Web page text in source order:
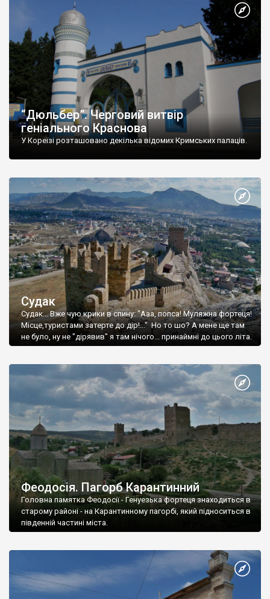
“Дюльбер”. Черговий витвір
геніального Краснова
У Кореїзі розташовано декілька відомих Кримських палаців.
Судак
Судак... Вже чую крики в спину: "Ааа, попса! Муляжна фортеця!
Місце,туристами затерте до дір!..." Но то шо? А мене ще там
не було, ну не "дірявив" я там нічого... принаймні до цього літа.
Феодосія. Пагорб Карантинний
Головна памятка Феодосії - Генуезька фортеця знаходиться в
старому районі - на Карантинному пагорбі, який підноситься в
південній частині міста.